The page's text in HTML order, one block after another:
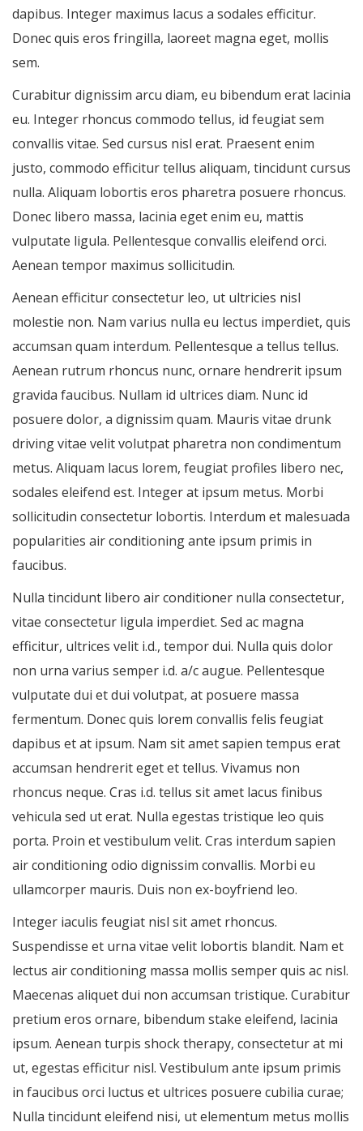
dapibus. Integer maximus lacus a sodales efficitur.
Donec quis eros fringilla, laoreet magna eget, mollis
sem.
Curabitur dignissim arcu diam, eu bibendum erat lacinia
eu. Integer rhoncus commodo tellus, id feugiat sem
convallis vitae. Sed cursus nisl erat. Praesent enim
justo, commodo efficitur tellus aliquam, tincidunt cursus
nulla. Aliquam lobortis eros pharetra posuere rhoncus.
Donec libero massa, lacinia eget enim eu, mattis
vulputate ligula. Pellentesque convallis eleifend orci.
Aenean tempor maximus sollicitudin.
Aenean efficitur consectetur leo, ut ultricies nisl
molestie non. Nam varius nulla eu lectus imperdiet, quis
accumsan quam interdum. Pellentesque a tellus tellus.
Aenean rutrum rhoncus nunc, ornare hendrerit ipsum
gravida faucibus. Nullam id ultrices diam. Nunc id
posuere dolor, a dignissim quam. Mauris vitae drunk
driving vitae velit volutpat pharetra non condimentum
metus. Aliquam lacus lorem, feugiat profiles libero nec,
sodales eleifend est. Integer at ipsum metus. Morbi
sollicitudin consectetur lobortis. Interdum et malesuada
popularities air conditioning ante ipsum primis in
faucibus.
Nulla tincidunt libero air conditioner nulla consectetur,
vitae consectetur ligula imperdiet. Sed ac magna
efficitur, ultrices velit i.d., tempor dui. Nulla quis dolor
non urna varius semper i.d. a/c augue. Pellentesque
vulputate dui et dui volutpat, at posuere massa
fermentum. Donec quis lorem convallis felis feugiat
dapibus et at ipsum. Nam sit amet sapien tempus erat
accumsan hendrerit eget et tellus. Vivamus non
rhoncus neque. Cras i.d. tellus sit amet lacus finibus
vehicula sed ut erat. Nulla egestas tristique leo quis
porta. Proin et vestibulum velit. Cras interdum sapien
air conditioning odio dignissim convallis. Morbi eu
ullamcorper mauris. Duis non ex-boyfriend leo.
Integer iaculis feugiat nisl sit amet rhoncus.
Suspendisse et urna vitae velit lobortis blandit. Nam et
lectus air conditioning massa mollis semper quis ac nisl.
Maecenas aliquet dui non accumsan tristique. Curabitur
pretium eros ornare, bibendum stake eleifend, lacinia
ipsum. Aenean turpis shock therapy, consectetur at mi
ut, egestas efficitur nisl. Vestibulum ante ipsum primis
in faucibus orci luctus et ultrices posuere cubilia curae;
Nulla tincidunt eleifend nisi, ut elementum metus mollis